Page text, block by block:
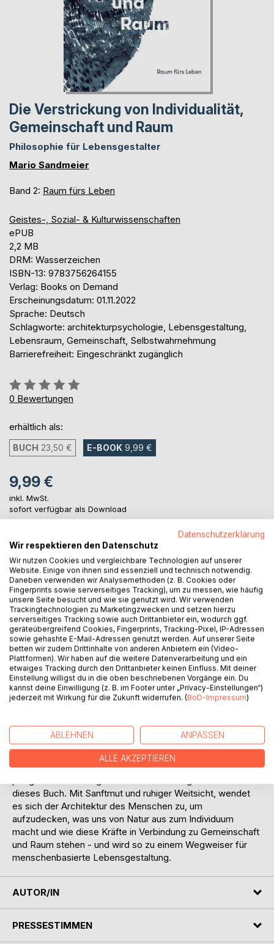
Die Verstrickung von Individualität,
Gemeinschaft und Raum
Philosophie für Lebensgestalter
Mario Sandmeier
Band 2: Raum fürs Leben
Geistes-, Sozial- & Kulturwissenschaften
ePUB
2,2 MB
DRM: Wasserzeichen
ISBN-13: 9783756264155
Verlag: Books on Demand
Erscheinungsdatum: 01.11.2022
Sprache: Deutsch
Schlagworte: architekturpsychologie, Lebensgestaltung,
Lebensraum, Gemeinschaft, Selbstwahrnehmung
Barrierefreiheit: Eingeschränkt zugänglich
Bewertung::
0%
0 Bewertungen
erhältlich als:
BUCH 23,50 € E-BOOK 9,99 €
9,99 €
inkl. MwSt.
sofort verfügbar als Download
IN DEN WARENKORB
Auf die Merkliste
Titel bewerten
BESCHREIBUNG
Was ist Individualität? Was ist Gemeinschaft? Und was
bindet beide Formen des Menschsein, das individuelle Sein
und das gemeinsame Sein, an den Lebensraum, in dem
sich die Menschen aufhalten, und an die Wohnkultur, die sie
dieses Buch. Mit Sanftmut und ruhiger Weitsicht, wendet
es sich der Architektur des Menschen zu, um
aufzudecken, was uns von Natur aus zum Individuum
macht und wie diese Kräfte in Verbindung zu Gemeinschaft
und Raum stehen - und wird so zu einem Wegweiser für
menschenbasierte Lebensgestaltung.
AUTOR/IN
PRESSESTIMMEN
Datenschutzerklärung
Wir respektieren den Datenschutz
Wir nutzen Cookies und vergleichbare Technologien auf unserer
Website. Einige von ihnen sind essenziell und technisch notwendig.
Daneben verwenden wir Analysemethoden (z. B. Cookies oder
Fingerprints sowie serverseitiges Tracking), um zu messen, wie häufig
unsere Seite besucht und wie sie genutzt wird. Wir verwenden
Trackingtechnologien zu Marketingzwecken und setzen hierzu
serverseitiges Tracking sowie auch Drittanbieter ein, wodurch ggf.
geräteübergreifend Cookies, Fingerprints, Tracking-Pixel, IP-Adressen
sowie gehashte E-Mail-Adressen genutzt werden. Auf unserer Seite
betten wir zudem Drittinhalte von anderen Anbietern ein (Video-
Plattformen). Wir haben auf die weitere Datenverarbeitung und ein
etwaiges Tracking durch den Drittanbieter keinen Einfluss. Mit deiner
Einstellung willigst du in die oben beschriebenen Vorgänge ein. Du
kannst deine Einwilligung (z. B. im Footer unter „Privacy-Einstellungen“)
jederzeit mit Wirkung für die Zukunft widerrufen. (BoD-Impressum)
ABLEHNEN ANPASSEN
ALLE AKZEPTIEREN